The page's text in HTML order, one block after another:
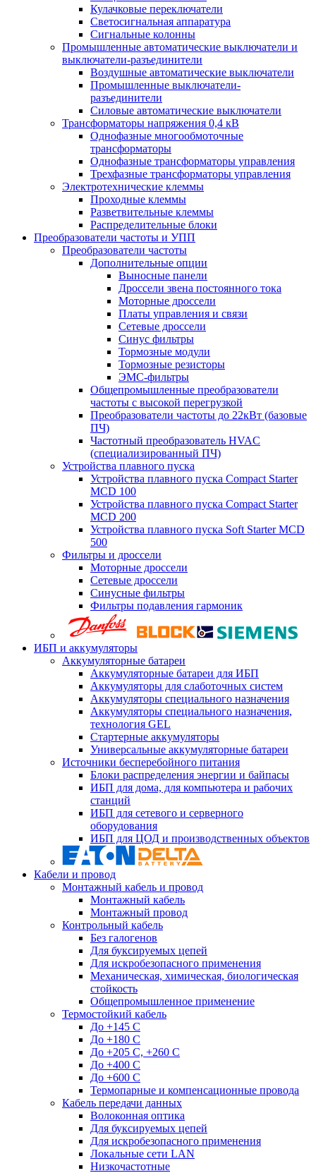
Кулачковые переключатели
Светосигнальная аппаратура
Сигнальные колонны
Промышленные автоматические выключатели и
выключатели-разъединители
Воздушные автоматические выключатели
Промышленные выключатели-
разъединители
Силовые автоматические выключатели
Трансформаторы напряжения 0,4 кВ
Однофазные многообмоточные
трансформаторы
Однофазные трансформаторы управления
Трехфазные трансформаторы управления
Электротехнические клеммы
Проходные клеммы
Разветвительные клеммы
Распределительные блоки
Преобразователи частоты и УПП
Преобразователи частоты
Дополнительные опции
Выносные панели
Дроссели звена постоянного тока
Моторные дроссели
Платы управления и связи
Сетевые дроссели
Синус фильтры
Тормозные модули
Тормозные резисторы
ЭМС-фильтры
Общепромышленные преобразователи
частоты с высокой перегрузкой
Преобразователи частоты до 22кВт (базовые
ПЧ)
Частотный преобразователь HVAC
(специализированный ПЧ)
Устройства плавного пуска
Устройства плавного пуска Compact Starter
MCD 100
Устройства плавного пуска Compact Starter
MCD 200
Устройства плавного пуска Soft Starter MCD
500
Фильтры и дроссели
Моторные дроссели
Сетевые дроссели
Синусные фильтры
Фильтры подавления гармоник
ИБП и аккумуляторы
Аккумуляторные батареи
Аккумуляторные батареи для ИБП
Аккумуляторы для слаботочных систем
Аккумуляторы специального назначения
Аккумуляторы специального назначения,
технология GEL
Стартерные аккумуляторы
Универсальные аккумуляторные батареи
Источники бесперебойного питания
Блоки распределения энергии и байпасы
ИБП для дома, для компьютера и рабочих
станций
ИБП для сетевого и серверного
оборудования
ИБП для ЦОД и производственных объектов
Кабели и провод
Монтажный кабель и провод
Монтажный кабель
Монтажный провод
Контрольный кабель
Без галогенов
Для буксируемых цепей
Для искробезопасного применения
Механическая, химическая, биологическая
стойкость
Общепромышленное применение
Термостойкий кабель
До +145 С
До +180 C
До +205 С, +260 С
До +400 C
До +600 С
Термопарные и компенсационные провода
Кабель передачи данных
Волоконная оптика
Для буксируемых цепей
Для искробезопасного применения
Локальные сети LAN
Низкочастотные